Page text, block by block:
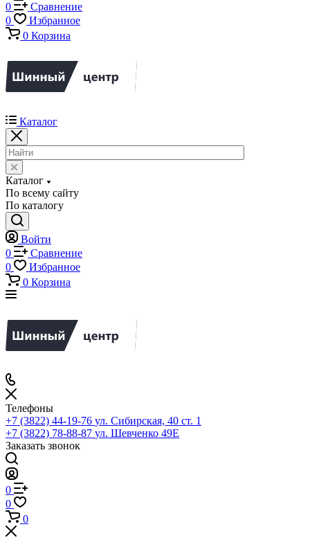
0
Сравнение
0
Избранное
0 Корзина
Каталог
Каталог
По всему сайту
По каталогу
Войти
0
Сравнение
0
Избранное
0 Корзина
Телефоны
+7 (3822) 44-19-76 ул. Сибирская, 40 ст. 1
+7 (3822) 78-88-87 ул. Шевченко 49Е
Заказать звонок
0
0
0